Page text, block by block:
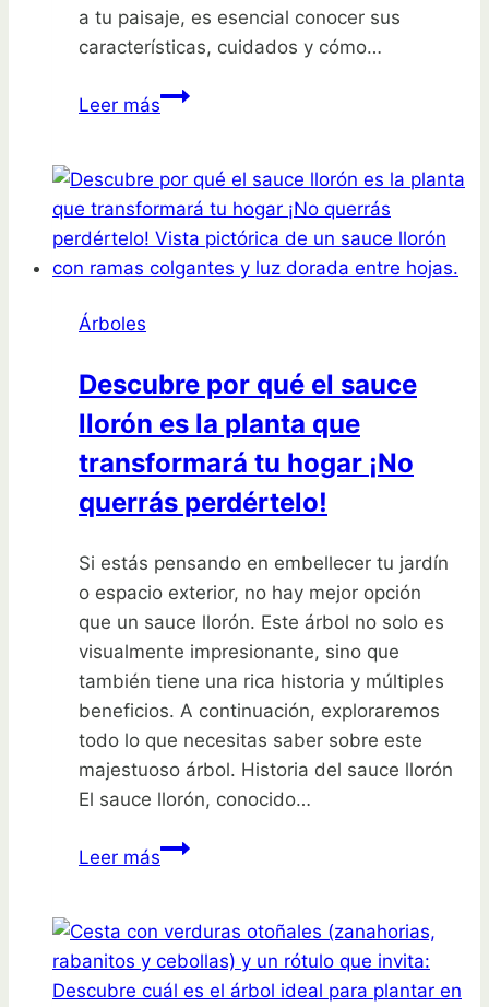
a tu paisaje, es esencial conocer sus
características, cuidados y cómo…
Leer másDescubre
para
elegir
el
árbol
perfecto
antes
que
se
Árboles
Descubre por qué el sauce
llorón es la planta que
transformará tu hogar ¡No
querrás perdértelo!
Si estás pensando en embellecer tu jardín
o espacio exterior, no hay mejor opción
que un sauce llorón. Este árbol no solo es
visualmente impresionante, sino que
también tiene una rica historia y múltiples
beneficios. A continuación, exploraremos
todo lo que necesitas saber sobre este
majestuoso árbol. Historia del sauce llorón
El sauce llorón, conocido…
Leer másDescubre
el
sauce
llorón